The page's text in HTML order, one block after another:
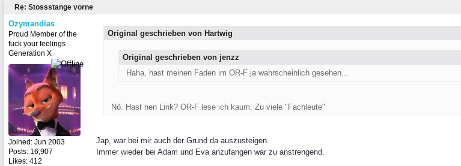
Re: Stossstange vorne
Ozymandias
Proud Member of the
fuck your feelings
Generation X
Joined: Jun 2003
Posts: 16,907
Likes: 412
Original geschrieben von Hartwig
Original geschrieben von jenzz
Haha, hast meinen Faden im OR-F ja wahrscheinlich gesehen...
Nö. Hast nen Link? OR-F lese ich kaum. Zu viele "Fachleute"
Jap, war bei mir auch der Grund da auszusteigen.
Immer wieder bei Adam und Eva anzufangen war zu anstrengend.